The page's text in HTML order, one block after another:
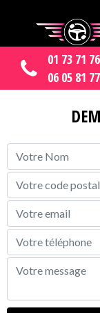
01 73 71
06 05 81